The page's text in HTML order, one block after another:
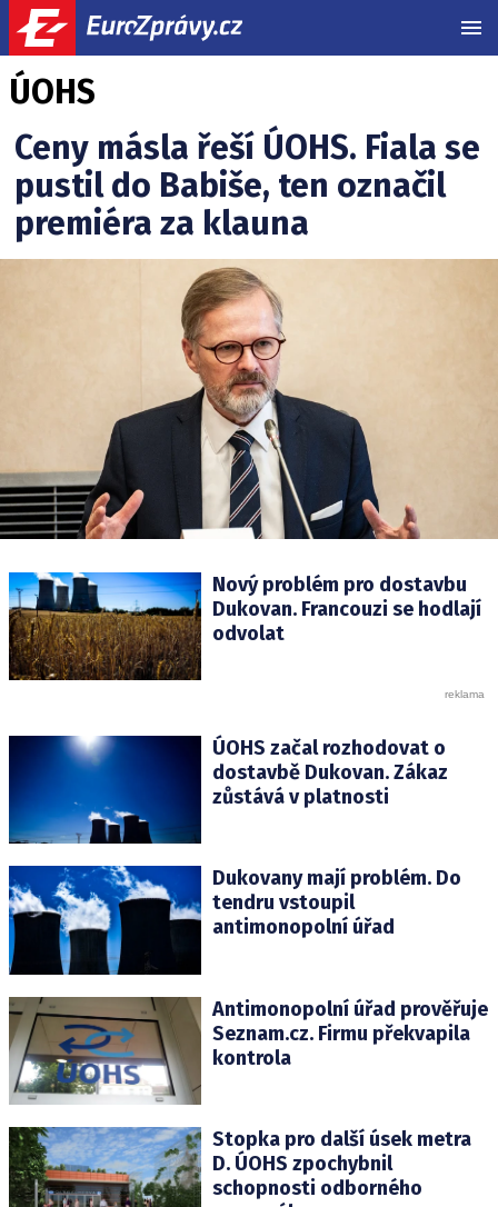
ÚOHS
Ceny másla řeší ÚOHS. Fiala se
pustil do Babiše, ten označil
premiéra za klauna
Nový problém pro dostavbu
Dukovan. Francouzi se hodlají
odvolat
ÚOHS začal rozhodovat o
dostavbě Dukovan. Zákaz
zůstává v platnosti
Dukovany mají problém. Do
tendru vstoupil
antimonopolní úřad
Antimonopolní úřad prověřuje
Seznam.cz. Firmu překvapila
kontrola
Stopka pro další úsek metra
D. ÚOHS zpochybnil
schopnosti odborného